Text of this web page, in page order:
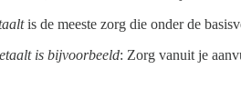
is de meeste zorg die onder de
is bijvoorbeeld: Zorg vanuit je